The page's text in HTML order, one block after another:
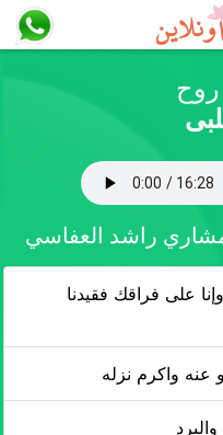
راشد العفاسي
على فراقك فقيدنا
عنه واكرم نزله